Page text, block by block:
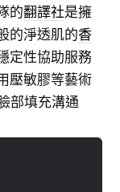
的翻譯社是擁
的淨透肌的香
定性協助服務
壓敏膠等藝術
部填充溝通